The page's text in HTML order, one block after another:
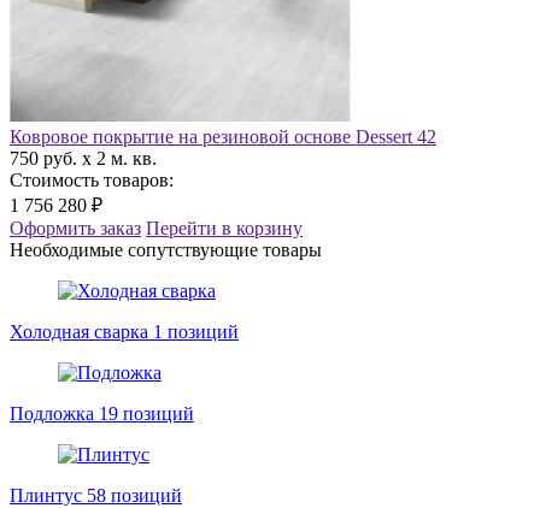
Ковровое покрытие на резиновой основе Dessert 42
750 руб. x 2 м. кв.
Стоимость товаров:
1 756 280 ₽
Оформить заказ Перейти в корзину
Необходимые сопутствующие товары
Холодная сварка 1 позиций
Подложка 19 позиций
Плинтус 58 позиций